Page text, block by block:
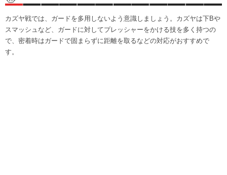
カズヤ戦では、ガードを多用しないよう意識しましょう。カズヤは下Bや
スマッシュなど、ガードに対してプレッシャーをかける技を多く持つの
で、密着時はガードで固まらずに距離を取るなどの対応がおすすめで
す。